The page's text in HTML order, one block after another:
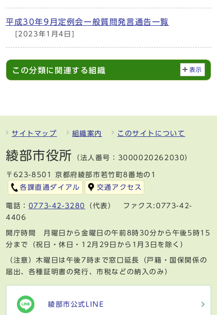
平成30年9月定例会一般質問発言通告一覧
[2023年1月4日]
この分類に関連する組織 表示
サイトマップ 組織案内 このサイトについて
綾部市役所 （法人番号：3000020262030）
〒623-8501 京都府綾部市若竹町8番地の1
各課直通ダイアル
交通アクセス
電話： 0773-42-3280
（代表） ファクス:0773-42-
4406
開庁時間 月曜日から金曜日の午前8時30分から午後5時15
分まで（祝日・休日・12月29日から1月3日を除く）
（注意）木曜日は午後7時まで窓口延長（戸籍・国保関係の
届出、各種証明書の発行、市税などの納入のみ）
綾部市公式LINE